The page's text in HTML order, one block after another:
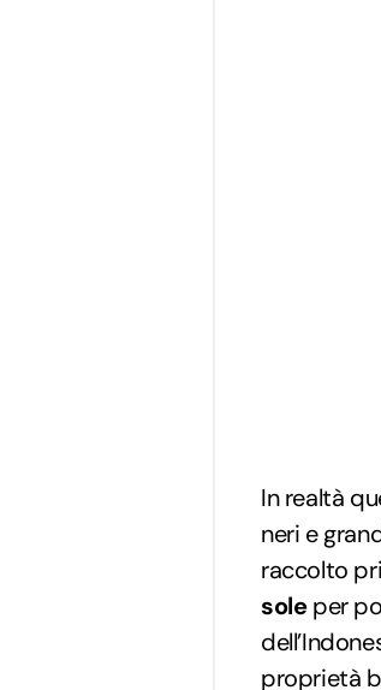
In realtà
neri e
raccolto
soleper
proprietà